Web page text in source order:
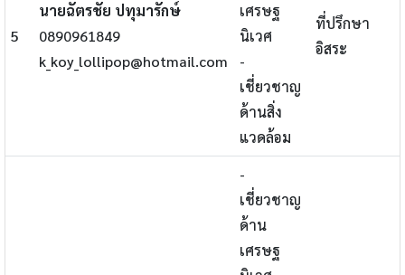
5
นายฉัตรชัย ปทุมารักษ์
0890961849
k_koy_lollipop@hotmail.com
เศรษฐ
นิเวศ
-
เชี่ยวชาญ
ด้านสิ่ง
แวดล้อม
ที่ปรึกษา
อิสระ
-
เชี่ยวชาญ
ด้าน
เศรษฐ